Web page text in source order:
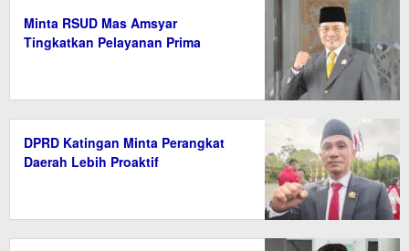
Minta RSUD Mas Amsyar
Tingkatkan Pelayanan Prima
DPRD Katingan Minta Perangkat
Daerah Lebih Proaktif